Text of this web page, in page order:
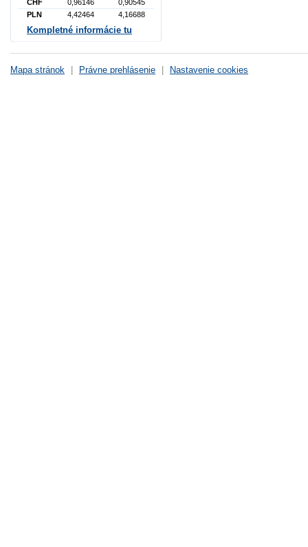
CHF
0,96146
0,90545
PLN
4,42464 4,16688
Kompletné informácie tu
Mapa stránok Právne prehlásenie Nastavenie cookies